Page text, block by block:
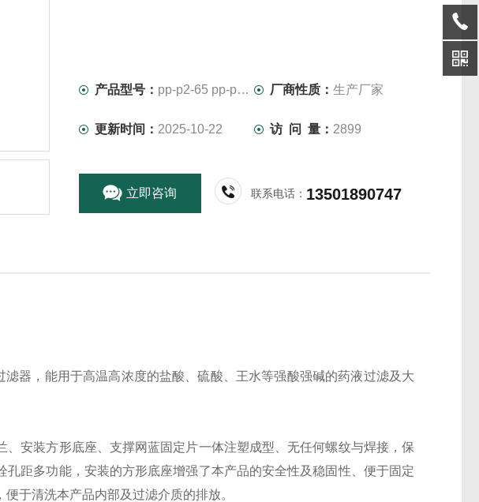
产品型号： pp-p2-65 pp-p3-40 厂商性质：生产厂家
更新时间： 2025-10-22 访 问 量： 2899
立即咨询 联系电话： 13501890747
器，能用于高温高浓度的盐酸、硫酸、王水等强酸强碱的药液过滤及大
安装方形底座、支撑网蓝固定片一体注塑成型、无任何螺纹与焊接，保
距多功能，安装的方形底座增强了本产品的安全性及稳固性、便于固定
于清洗本产品内部及过滤介质的排放。